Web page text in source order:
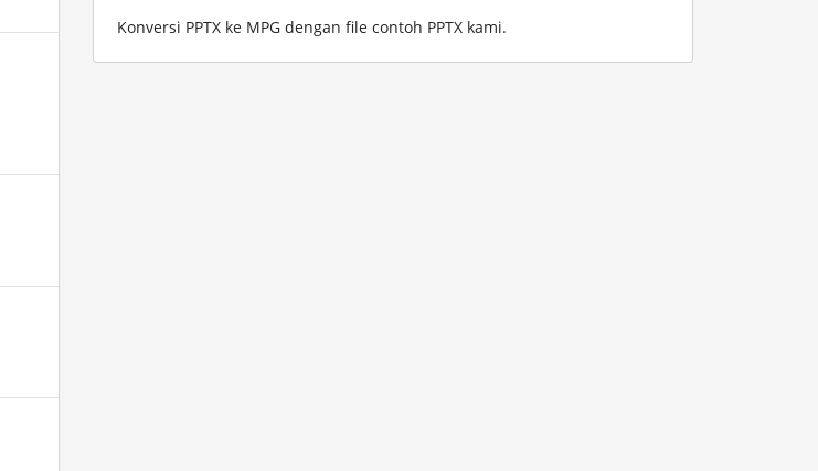
Konversi PPTX ke MPG dengan file contoh PPTX kami.